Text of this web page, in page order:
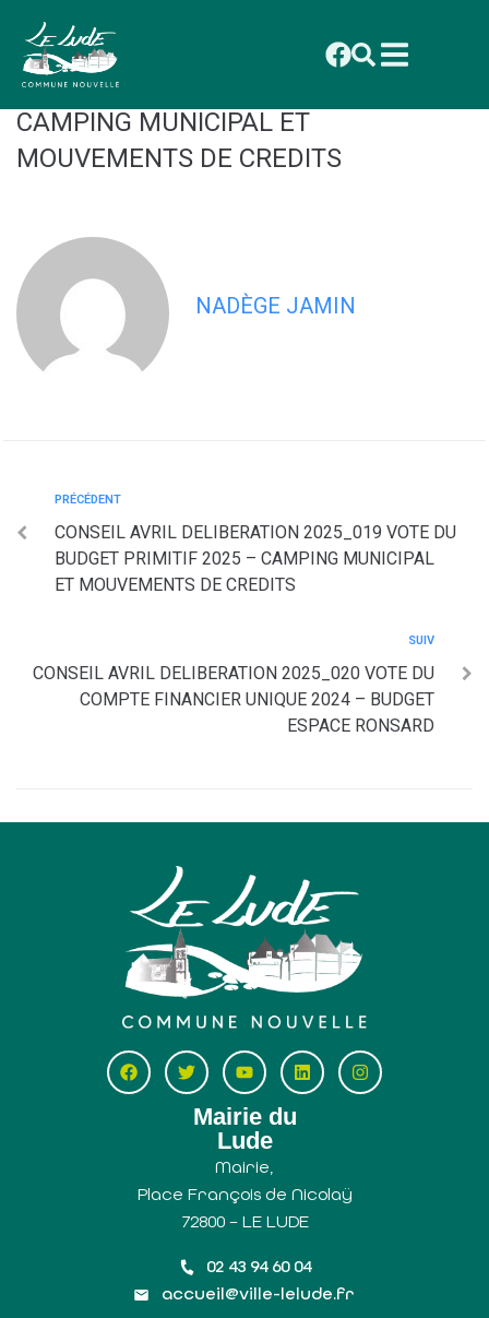
principal
CONSEIL AVRIL 2025_019 ANNEXE
VOTE DU BUDGET PRIMITIF 2025 –
CAMPING MUNICIPAL ET
MOUVEMENTS DE CREDITS
NADÈGE JAMIN
PRÉCÉDENT
CONSEIL AVRIL DELIBERATION 2025_019 VOTE DU
BUDGET PRIMITIF 2025 – CAMPING MUNICIPAL
ET MOUVEMENTS DE CREDITS
SUIV
CONSEIL AVRIL DELIBERATION 2025_020 VOTE DU
COMPTE FINANCIER UNIQUE 2024 – BUDGET
ESPACE RONSARD
Mairie du
Lude
Mairie,
Place François de Nicolaÿ
72800 – LE LUDE
02 43 94 60 04
accueil@ville-lelude.fr